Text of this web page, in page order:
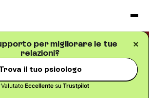
per migliorare le tue
relazioni?
il tuo psicologo
Valutato Eccellentesu Trustpilot
minuti di lettura
relazione: come
una rottura